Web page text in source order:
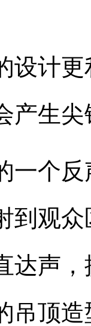
设计
产生
一个
到观
达声
吊顶